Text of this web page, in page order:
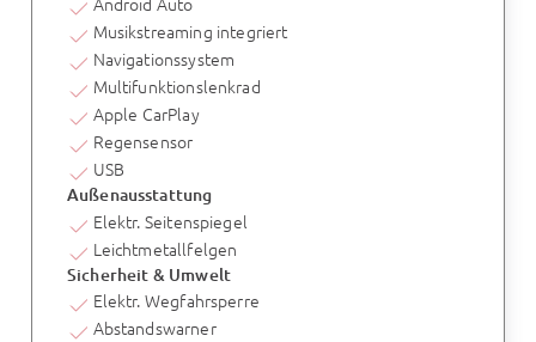
Musikstreaming integriert
Navigationssystem
Multifunktionslenkrad
Apple CarPlay
Regensensor
USB
Außenausstattung
Elektr. Seitenspiegel
Leichtmetallfelgen
Sicherheit & Umwelt
Elektr. Wegfahrsperre
Abstandswarner